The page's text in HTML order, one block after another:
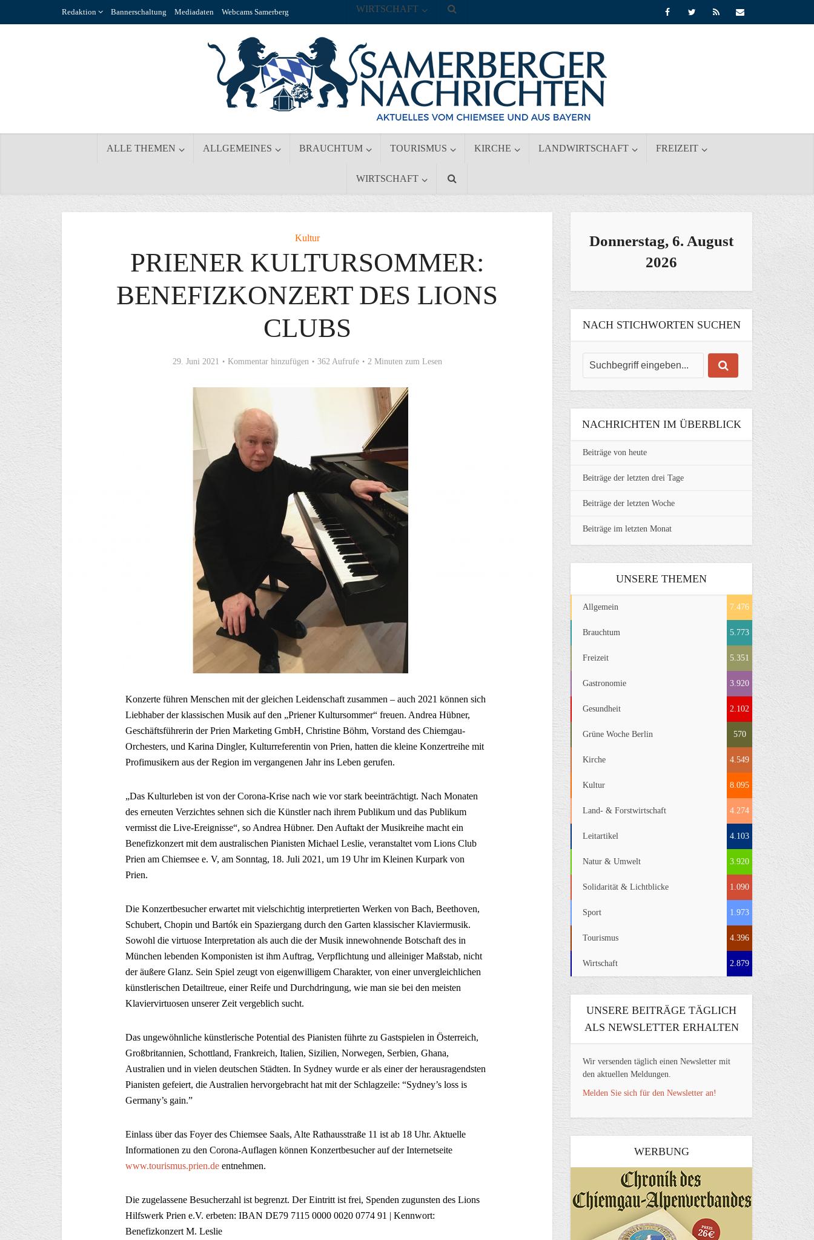
Redaktion Bannerschaltung Mediadaten Webcams Samerberg
ALLE THEMEN ALLGEMEINES BRAUCHTUM TOURISMUS KIRCHE LANDWIRTSCHAFT FREIZEIT
WIRTSCHAFT
WIRTSCHAFT
Kultur
PRIENER KULTURSOMMER:
BENEFIZKONZERT DES LIONS
CLUBS
29. Juni 2021 Kommentar hinzufügen 362 Aufrufe 2 Minuten zum Lesen
Konzerte führen Menschen mit der gleichen Leidenschaft zusammen – auch 2021 können sich
Liebhaber der klassischen Musik auf den „Priener Kultursommer“ freuen. Andrea Hübner,
Geschäftsführerin der Prien Marketing GmbH, Christine Böhm, Vorstand des Chiemgau-
Orchesters, und Karina Dingler, Kulturreferentin von Prien, hatten die kleine Konzertreihe mit
Profimusikern aus der Region im vergangenen Jahr ins Leben gerufen.
„Das Kulturleben ist von der Corona-Krise nach wie vor stark beeinträchtigt. Nach Monaten
des erneuten Verzichtes sehnen sich die Künstler nach ihrem Publikum und das Publikum
vermisst die Live-Ereignisse“, so Andrea Hübner. Den Auftakt der Musikreihe macht ein
Benefizkonzert mit dem australischen Pianisten Michael Leslie, veranstaltet vom Lions Club
Prien am Chiemsee e. V, am Sonntag, 18. Juli 2021, um 19 Uhr im Kleinen Kurpark von
Prien.
Die Konzertbesucher erwartet mit vielschichtig interpretierten Werken von Bach, Beethoven,
Schubert, Chopin und Bartók ein Spaziergang durch den Garten klassischer Klaviermusik.
Sowohl die virtuose Interpretation als auch die der Musik innewohnende Botschaft des in
München lebenden Komponisten ist ihm Auftrag, Verpflichtung und alleiniger Maßstab, nicht
der äußere Glanz. Sein Spiel zeugt von eigenwilligem Charakter, von einer unvergleichlichen
künstlerischen Detailtreue, einer Reife und Durchdringung, wie man sie bei den meisten
Klaviervirtuosen unserer Zeit vergeblich sucht.
Das ungewöhnliche künstlerische Potential des Pianisten führte zu Gastspielen in Österreich,
Großbritannien, Schottland, Frankreich, Italien, Sizilien, Norwegen, Serbien, Ghana,
Australien und in vielen deutschen Städten. In Sydney wurde er als einer der herausragendsten
Pianisten gefeiert, die Australien hervorgebracht hat mit der Schlagzeile: “Sydney’s loss is
Germany’s gain.”
Einlass über das Foyer des Chiemsee Saals, Alte Rathausstraße 11 ist ab 18 Uhr. Aktuelle
Informationen zu den Corona-Auflagen können Konzertbesucher auf der Internetseite
www.tourismus.prien.de entnehmen.
Die zugelassene Besucherzahl ist begrenzt. Der Eintritt ist frei, Spenden zugunsten des Lions
Hilfswerk Prien e.V. erbeten: IBAN DE79 7115 0000 0020 0774 91 | Kennwort:
Benefizkonzert M. Leslie
Donnerstag, 6. August
2026
NACH STICHWORTEN SUCHEN
NACHRICHTEN IM ÜBERBLICK
Beiträge von heute
Beiträge der letzten drei Tage
Beiträge der letzten Woche
Beiträge im letzten Monat
UNSERE THEMEN
Allgemein 7.476
Brauchtum 5.773
Freizeit 5.351
Gastronomie 3.920
Gesundheit 2.102
Grüne Woche Berlin 570
Kirche 4.549
Kultur 8.095
Land- & Forstwirtschaft 4.274
Leitartikel 4.103
Natur & Umwelt 3.920
Solidarität & Lichtblicke 1.090
Sport 1.973
Tourismus 4.396
Wirtschaft 2.879
UNSERE BEITRÄGE TÄGLICH
ALS NEWSLETTER ERHALTEN
Wir versenden täglich einen Newsletter mit
den aktuellen Meldungen.
Melden Sie sich für den Newsletter an!
WERBUNG